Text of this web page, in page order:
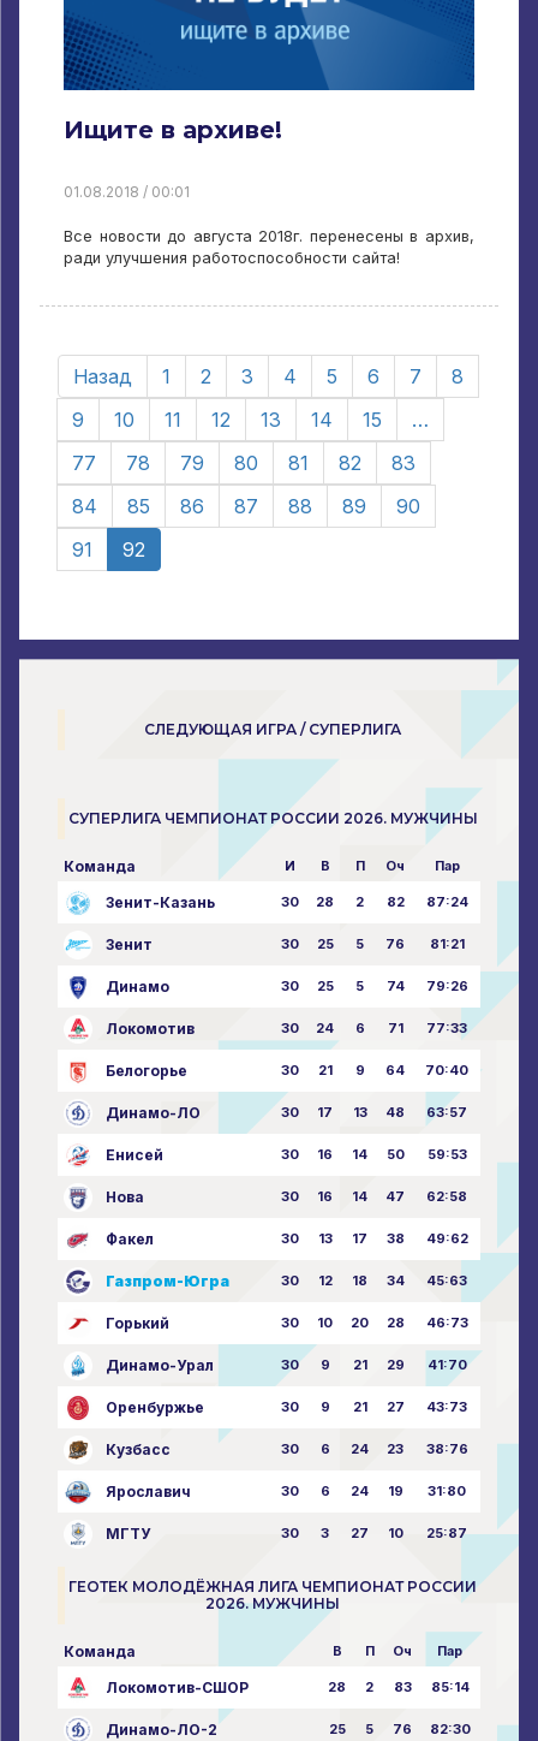
Ищите в архиве!
01.08.2018 / 00:01
Все новости до августа 2018г. перенесены в архив,
ради улучшения работоспособности сайта!
Назад 1 2 3 4 5 6 7
8
9
10 11 12 13 14 15
…
77
78 79 80 81 82
83
84
85 86 87 88 89
90
91
92
СЛЕДУЮЩАЯ ИГРА / СУПЕРЛИГА
СУПЕРЛИГА ЧЕМПИОНАТ РОССИИ 2026. МУЖЧИНЫ
Команда И В П Оч Пар
Зенит-Казань 30 28 2 82 87:24
Зенит 30 25 5 76 81:21
Динамо 30 25 5 74 79:26
Локомотив 30 24 6 71 77:33
Белогорье 30 21 9 64 70:40
Динамо-ЛО 30 17 13 48 63:57
Енисей 30 16 14 50 59:53
Нова 30 16 14 47 62:58
Факел 30 13 17 38 49:62
Газпром-Югра 30 12 18 34 45:63
Горький 30 10 20 28 46:73
Динамо-Урал 30 9 21 29 41:70
Оренбуржье 30 9 21 27 43:73
Кузбасс 30 6 24 23 38:76
Ярославич 30 6 24 19 31:80
МГТУ 30 3 27 10 25:87
ГЕОТЕК МОЛОДЁЖНАЯ ЛИГА ЧЕМПИОНАТ РОССИИ
2026. МУЖЧИНЫ
Команда В П Оч Пар
Локомотив-СШОР 28 2 83 85:14
Динамо-ЛО-2 25 5 76 82:30